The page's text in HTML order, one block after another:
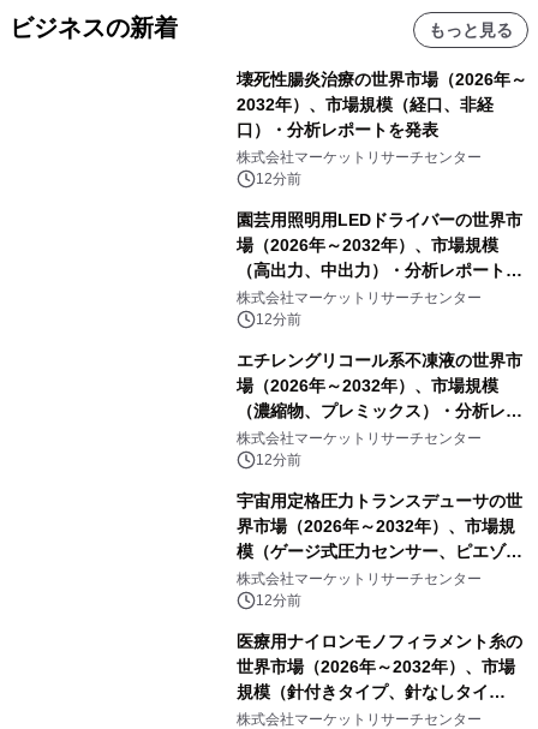
ビジネスの新着 もっと見る
壊死性腸炎治療の世界市場（2026年～
2032年）、市場規模（経口、非経
口）・分析レポートを発表
株式会社マーケットリサーチセンター
12分前
園芸用照明用LEDドライバーの世界市
場（2026年～2032年）、市場規模
（高出力、中出力）・分析レポートを
発表
株式会社マーケットリサーチセンター
12分前
エチレングリコール系不凍液の世界市
場（2026年～2032年）、市場規模
（濃縮物、プレミックス）・分析レポ
ートを発表
株式会社マーケットリサーチセンター
12分前
宇宙用定格圧力トランスデューサの世
界市場（2026年～2032年）、市場規
模（ゲージ式圧力センサー、ピエゾ抵
抗式圧力センサー、航空宇宙用差圧ト
ランスデューサ、その他）・分析レポ
株式会社マーケットリサーチセンター
12分前
医療用ナイロンモノフィラメント糸の
世界市場（2026年～2032年）、市場
規模（針付きタイプ、針なしタイ
プ）・分析レポートを発表
株式会社マーケットリサーチセンター